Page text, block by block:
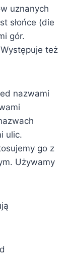
uznanych
słońce (die
gór.
też
nazwami
ulic.
go z
Używamy